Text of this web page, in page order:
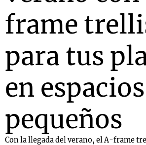
frame
para tus
en espacios
pequeños
Con la llegada del verano, el A-frame